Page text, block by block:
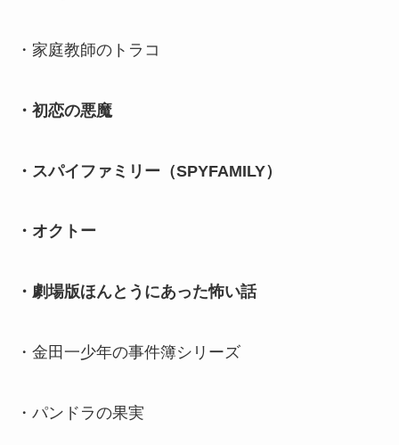
・家庭教師のトラコ
・初恋の悪魔
・スパイファミリー（SPYFAMILY）
・オクトー
・劇場版ほんとうにあった怖い話
・金田一少年の事件簿シリーズ
・パンドラの果実